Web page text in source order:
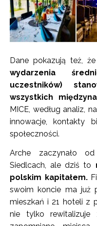
Dane pokazują też, że
wydarzenia
uczestników)
wszystkich
MICE, według analiz,
innowacje, kontakty
społeczności.
Arche zaczynało
Siedlcach, ale dziś to
polskim kapitałem.
swoim koncie ma już
mieszkań i 21 hoteli z
nie tylko rewitalizuje